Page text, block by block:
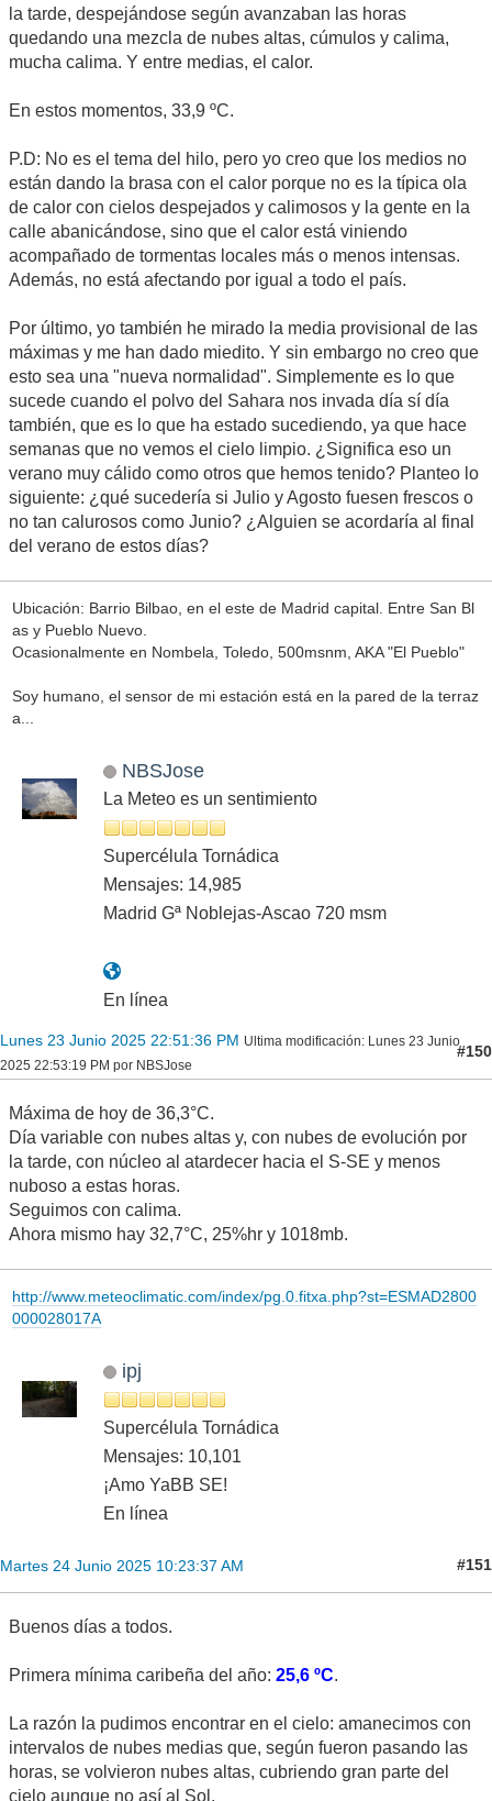
la tarde, despejándose según avanzaban las horas
quedando una mezcla de nubes altas, cúmulos y calima,
mucha calima. Y entre medias, el calor.
En estos momentos, 33,9 ºC.
P.D: No es el tema del hilo, pero yo creo que los medios no
están dando la brasa con el calor porque no es la típica ola
de calor con cielos despejados y calimosos y la gente en la
calle abanicándose, sino que el calor está viniendo
acompañado de tormentas locales más o menos intensas.
Además, no está afectando por igual a todo el país.
Por último, yo también he mirado la media provisional de las
máximas y me han dado miedito. Y sin embargo no creo que
esto sea una "nueva normalidad". Simplemente es lo que
sucede cuando el polvo del Sahara nos invada día sí día
también, que es lo que ha estado sucediendo, ya que hace
semanas que no vemos el cielo limpio. ¿Significa eso un
verano muy cálido como otros que hemos tenido? Planteo lo
siguiente: ¿qué sucedería si Julio y Agosto fuesen frescos o
no tan calurosos como Junio? ¿Alguien se acordaría al final
del verano de estos días?
Ubicación: Barrio Bilbao, en el este de Madrid capital. Entre San Bl
as y Pueblo Nuevo.
Ocasionalmente en Nombela, Toledo, 500msnm, AKA "El Pueblo"
Soy humano, el sensor de mi estación está en la pared de la terraz
a...
NBSJose
La Meteo es un sentimiento
Supercélula Tornádica
Mensajes: 14,985
Madrid Gª Noblejas-Ascao 720 msm
En línea
Lunes 23 Junio 2025 22:51:36 PM Ultima modificación: Lunes 23 Junio
2025 22:53:19 PM por NBSJose
#150
Máxima de hoy de 36,3°C.
Día variable con nubes altas y, con nubes de evolución por
la tarde, con núcleo al atardecer hacia el S-SE y menos
nuboso a estas horas.
Seguimos con calima.
Ahora mismo hay 32,7°C, 25%hr y 1018mb.
http://www.meteoclimatic.com/index/pg.0.fitxa.php?st=ESMAD2800
000028017A
ipj
Supercélula Tornádica
Mensajes: 10,101
¡Amo YaBB SE!
En línea
Martes 24 Junio 2025 10:23:37 AM #151
Buenos días a todos.
Primera mínima caribeña del año: 25,6 ºC.
La razón la pudimos encontrar en el cielo: amanecimos con
intervalos de nubes medias que, según fueron pasando las
horas, se volvieron nubes altas, cubriendo gran parte del
cielo aunque no así al Sol.